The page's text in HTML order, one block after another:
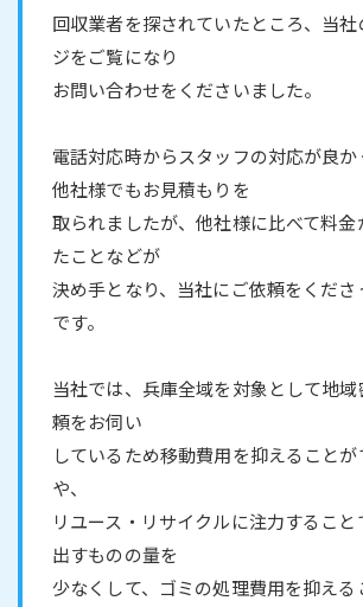
回収業者を探されていたところ、当社
ジをご覧になり
お問い合わせをくださいました。
電話対応時からスタッフの対応が良か
他社様でもお見積もりを
取られましたが、他社様に比べて料金
たことなどが
決め手となり、当社にご依頼をくださ
です。
当社では、兵庫全域を対象として地
頼をお伺い
しているため移動費用を抑えることが
や、
リユース・リサイクルに注力すること
出すものの量を
少なくして、ゴミの処理費用を抑える